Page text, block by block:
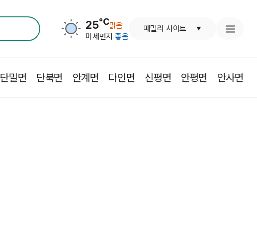
25℃맑음
미세먼지좋음
패밀리 사이트
단밀면 단북면 안계면 다인면 신평면 안평면 안사면